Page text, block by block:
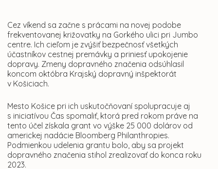
Cez víkend sa začne s prácami na novej podobe
frekventovanej križovatky na Gorkého ulici pri Jumbo
centre. Ich cieľom je zvýšiť bezpečnosť všetkých
účastníkov cestnej premávky a priniesť upokojenie
dopravy. Zmeny dopravného značenia odsúhlasil
koncom októbra Krajský dopravný inšpektorát
v Košiciach.
Mesto Košice pri ich uskutočňovaní spolupracuje aj
s iniciatívou Čas spomaliť, ktorá pred rokom práve na
tento účel získala grant vo výške 25 000 dolárov od
americkej nadácie Bloomberg Philanthropies.
Podmienkou udelenia grantu bolo, aby sa projekt
dopravného značenia stihol zrealizovať do konca roku
2023.